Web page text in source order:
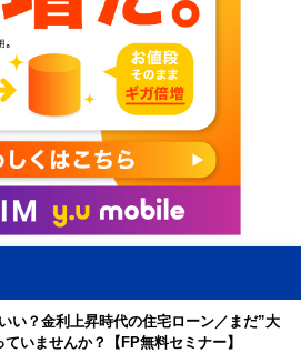
い？金利上昇時代の住宅ローン／まだ”大
ていませんか？【FP無料セミナー】